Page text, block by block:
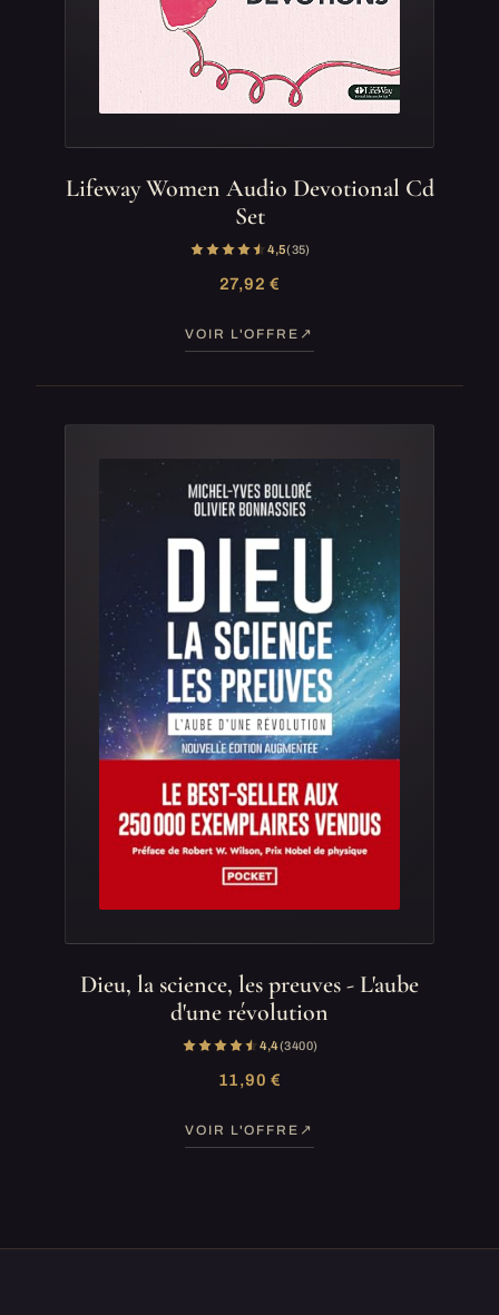
Lifeway Women Audio Devotional Cd
Set
4,5(35)
27,92 €
VOIR L'OFFRE
Dieu, la science, les preuves - L'aube
d'une révolution
4,4(3 400)
11,90 €
VOIR L'OFFRE